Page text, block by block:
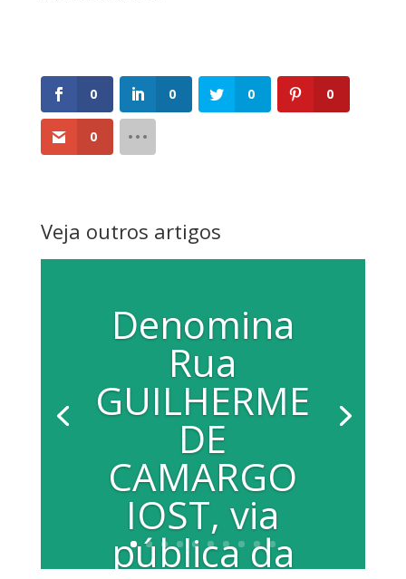
0 0 0 0
0
Veja outros artigos
Denomina
Rua
GUILHERME
DE
CAMARGO
IOST, via
pública da